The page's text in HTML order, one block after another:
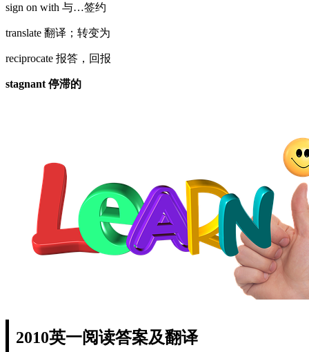
sign on with 与…签约
translate 翻译；转变为
reciprocate 报答，回报
stagnant 停滞的
2010英一阅读答案及翻译